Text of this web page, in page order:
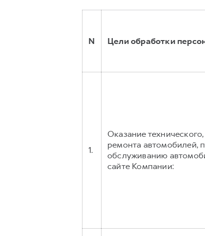
N Цели обработки
1.
Оказание
ремонта автомобилей,
обслуживанию
сайте Компании: